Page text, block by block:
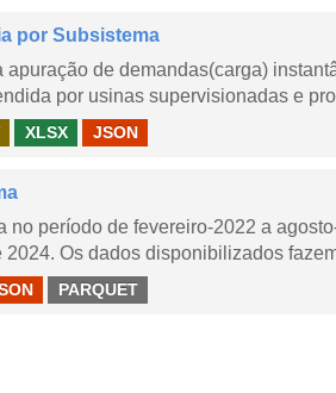
por Subsistema
apuração de demandas(carga)
por usinas supervisionadas e
XLSX JSON
no período de fevereiro-2022 a
2024. Os dados disponibilizados
PARQUET